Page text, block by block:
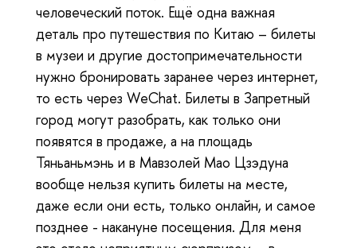
человеческий поток. Ещё одна важная
деталь про путешествия по Китаю – билеты
в музеи и другие достопримечательности
нужно бронировать заранее через интернет,
то есть через WeChat. Билеты в Запретный
город могут разобрать, как только они
появятся в продаже, а на площадь
Тяньаньмэнь и в Мавзолей Мао Цзэдуна
вообще нельзя купить билеты на месте,
даже если они есть, только онлайн, и самое
позднее - накануне посещения. Для меня